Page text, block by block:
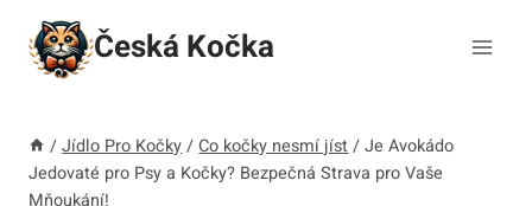
Přeskočit
obsah
Česká Kočka
/ Jídlo Pro Kočky / Co kočky nesmí jíst / Je Avokádo
Jedovaté pro Psy a Kočky? Bezpečná Strava pro Vaše
Mňoukání!